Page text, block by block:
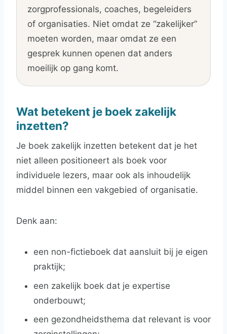
zorgprofessionals, coaches, begeleiders
of organisaties. Niet omdat ze “zakelijker”
moeten worden, maar omdat ze een
gesprek kunnen openen dat anders
moeilijk op gang komt.
Wat betekent je boek zakelijk
inzetten?
Je boek zakelijk inzetten betekent dat je het
niet alleen positioneert als boek voor
individuele lezers, maar ook als inhoudelijk
middel binnen een vakgebied of organisatie.
Denk aan:
een non-fictieboek dat aansluit bij je eigen
praktijk;
een zakelijk boek dat je expertise
onderbouwt;
een gezondheidsthema dat relevant is voor